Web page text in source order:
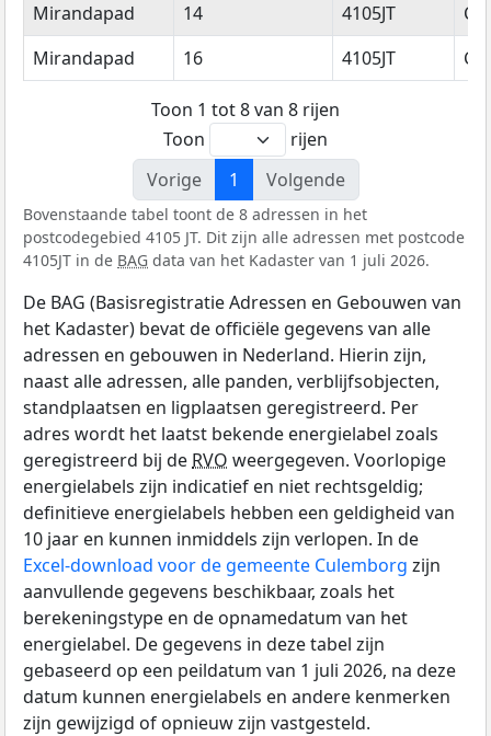
Mirandapad
14 4105JT
Mirandapad
16 4105JT
Toon 1 tot 8 van 8 rijen
Toon
rijen
Vorige
1 Volgende
Bovenstaande tabel toont de 8 adressen in het
postcodegebied 4105 JT. Dit zijn alle adressen met postcode
4105JT in de BAG data van het Kadaster van 1 juli 2026.
De BAG (Basisregistratie Adressen en Gebouwen van
het Kadaster) bevat de officiële gegevens van alle
adressen en gebouwen in Nederland. Hierin zijn,
naast alle adressen, alle panden, verblijfsobjecten,
standplaatsen en ligplaatsen geregistreerd. Per
adres wordt het laatst bekende energielabel zoals
geregistreerd bij de RVO weergegeven. Voorlopige
energielabels zijn indicatief en niet rechtsgeldig;
definitieve energielabels hebben een geldigheid van
10 jaar en kunnen inmiddels zijn verlopen. In de
Excel-download voor de gemeente Culemborg zijn
aanvullende gegevens beschikbaar, zoals het
berekeningstype en de opnamedatum van het
energielabel. De gegevens in deze tabel zijn
gebaseerd op een peildatum van 1 juli 2026, na deze
datum kunnen energielabels en andere kenmerken
zijn gewijzigd of opnieuw zijn vastgesteld.